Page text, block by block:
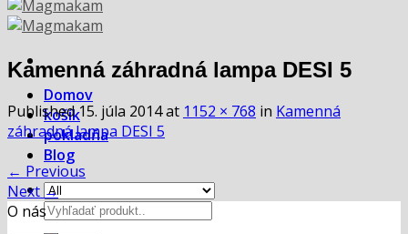
Domov
košík
pokladňa
Blog
Hľadať:
Kamenná záhradná lampa DESI 5
Published15. júla 2014at 1152 × 768 in Kamenná
záhradná lampa DESI 5
← Previous
Next →
O nás